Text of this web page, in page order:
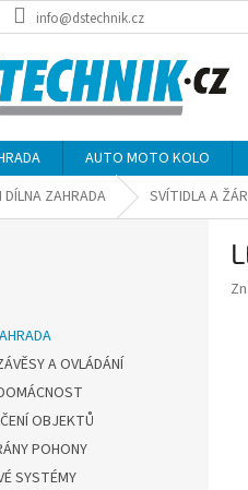
info@dstechnik.cz
AUTO MOTO KOLO
DÍLNA ZAHRADA SVÍTIDLA A
A OVLÁDÁNÍ
OBJEKTŮ
POHONY
SYSTÉMY